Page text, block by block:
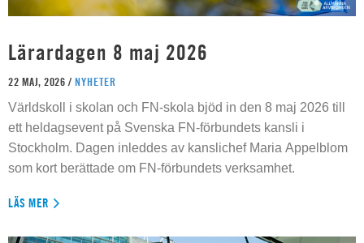
Lärardagen 8 maj 2026
22 MAJ, 2026 / NYHETER
Världskoll i skolan och FN-skola bjöd in den 8 maj 2026 till
ett heldagsevent på Svenska FN-förbundets kansli i
Stockholm. Dagen inleddes av kanslichef Maria Appelblom
som kort berättade om FN-förbundets verksamhet.
LÄS MER